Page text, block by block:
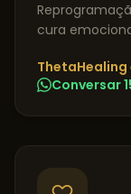
cura
ThetaHealing
Conversar